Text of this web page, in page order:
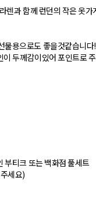
렌과 함께 런던의 작은 옷
물용으로도 좋을것같습니다!
두께감이있어 포인트로
부티크 또는 백화점 풀세트
세요)